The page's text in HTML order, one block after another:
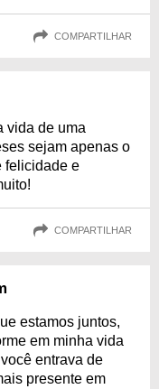
COMPARTILHAR
vida de uma
sejam apenas o
felicidade e
COMPARTILHAR
estamos juntos,
em minha vida
entrava de
presente em